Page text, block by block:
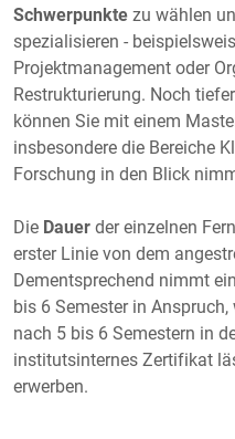
Schwerpunkte zu wählen
spezialisieren -
Projektmanagement oder
Restrukturierung. Noch
können Sie mit einem
insbesondere die Bereiche
Forschung in den Blick
Die Dauer der einzelnen
erster Linie von dem
Dementsprechend nimmt
bis 6 Semester in
nach 5 bis 6 Semestern in
institutsinternes Zertifikat
erwerben.